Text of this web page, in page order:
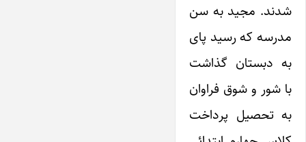
شدند. مجید به سن
مدرسه که رسید پای
به دبستان گذاشت
با شور و شوق فراوان
به تحصیل پرداخت